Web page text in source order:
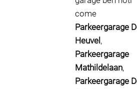
come
Parkeergarage
Heuvel ,
Parkeergarage
Mathildelaan,
Parkeergarage